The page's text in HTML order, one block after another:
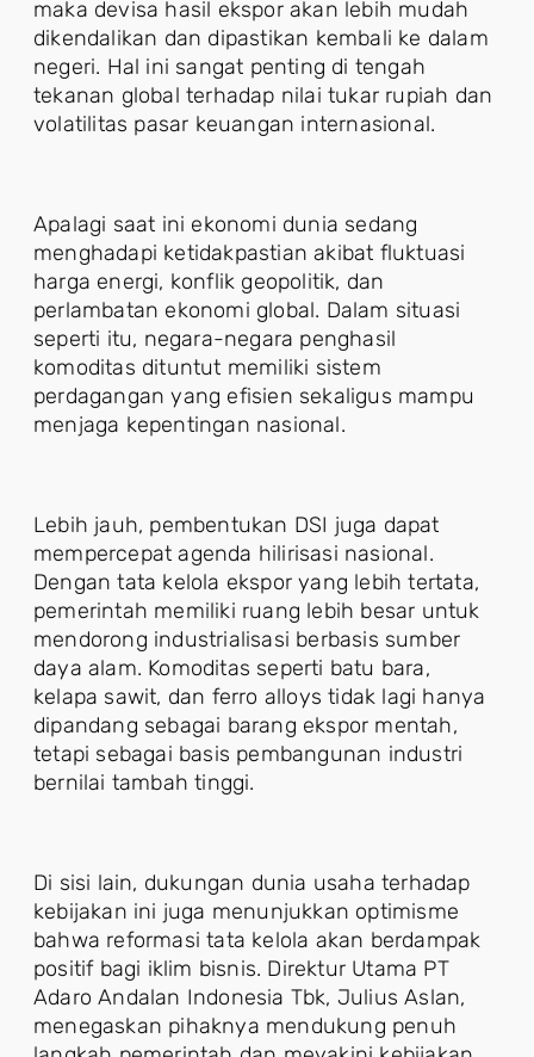
maka devisa hasil ekspor akan lebih mudah
dikendalikan dan dipastikan kembali ke dalam
negeri. Hal ini sangat penting di tengah
tekanan global terhadap nilai tukar rupiah dan
volatilitas pasar keuangan internasional.
Apalagi saat ini ekonomi dunia sedang
menghadapi ketidakpastian akibat fluktuasi
harga energi, konflik geopolitik, dan
perlambatan ekonomi global. Dalam situasi
seperti itu, negara-negara penghasil
komoditas dituntut memiliki sistem
perdagangan yang efisien sekaligus mampu
menjaga kepentingan nasional.
Lebih jauh, pembentukan DSI juga dapat
mempercepat agenda hilirisasi nasional.
Dengan tata kelola ekspor yang lebih tertata,
pemerintah memiliki ruang lebih besar untuk
mendorong industrialisasi berbasis sumber
daya alam. Komoditas seperti batu bara,
kelapa sawit, dan ferro alloys tidak lagi hanya
dipandang sebagai barang ekspor mentah,
tetapi sebagai basis pembangunan industri
bernilai tambah tinggi.
Di sisi lain, dukungan dunia usaha terhadap
kebijakan ini juga menunjukkan optimisme
bahwa reformasi tata kelola akan berdampak
positif bagi iklim bisnis. Direktur Utama PT
Adaro Andalan Indonesia Tbk, Julius Aslan,
menegaskan pihaknya mendukung penuh